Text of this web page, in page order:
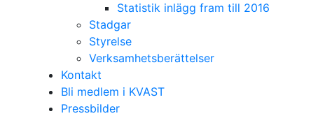
Statistik inlägg fram till 2016
Stadgar
Styrelse
Verksamhetsberättelser
Kontakt
Bli medlem i KVAST
Pressbilder